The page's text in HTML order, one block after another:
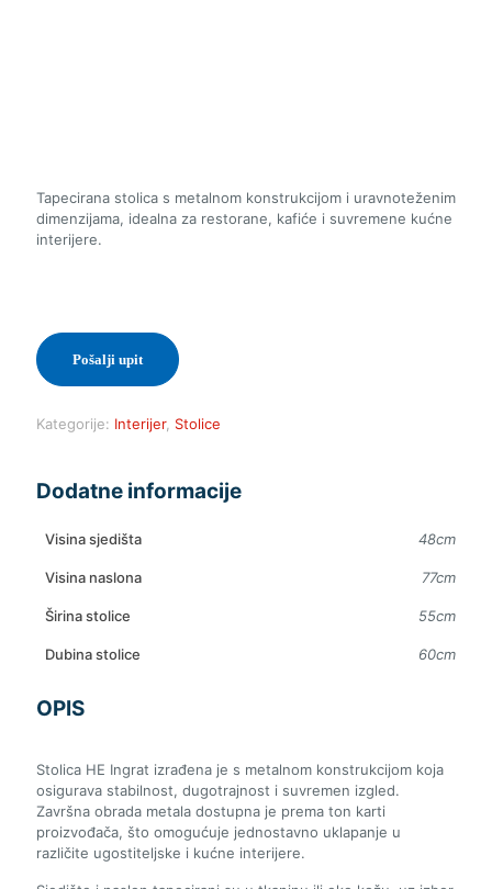
Tapecirana stolica s metalnom konstrukcijom i uravnoteženim
dimenzijama, idealna za restorane, kafiće i suvremene kućne
interijere.
Pošalji upit
Kategorije: Interijer, Stolice
Dodatne informacije
Visina sjedišta 48cm
Visina naslona 77cm
Širina stolice 55cm
Dubina stolice 60cm
OPIS
Stolica HE Ingrat izrađena je s metalnom konstrukcijom koja
osigurava stabilnost, dugotrajnost i suvremen izgled.
Završna obrada metala dostupna je prema ton karti
proizvođača, što omogućuje jednostavno uklapanje u
različite ugostiteljske i kućne interijere.